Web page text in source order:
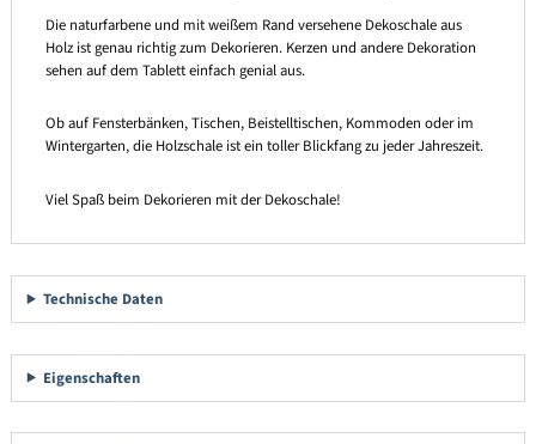
Die naturfarbene und mit weißem Rand versehene Dekoschale aus
Holz ist genau richtig zum Dekorieren. Kerzen und andere Dekoration
sehen auf dem Tablett einfach genial aus.
Ob auf Fensterbänken, Tischen, Beistelltischen, Kommoden oder im
Wintergarten, die Holzschale ist ein toller Blickfang zu jeder Jahreszeit.
Viel Spaß beim Dekorieren mit der Dekoschale!
Technische Daten
Eigenschaften